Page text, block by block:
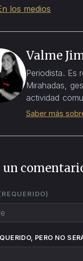
los medios
Valme
Periodista. Es
Mirahadas,
actividad
Saber más
un
PERO NO